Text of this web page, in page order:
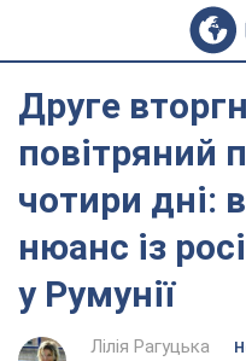
Друге
повітряний
чотири дні:
нюанс із
у Румунії
Лілія Рагуцька